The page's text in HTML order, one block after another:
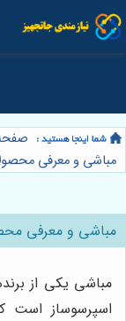
مباشی و معرفی
مباشی و معرفی
مباشی یکی از
اسپرسوساز است